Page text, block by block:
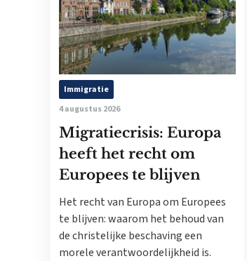
Immigratie
4 augustus 2026
Migratiecrisis: Europa
heeft het recht om
Europees te blijven
Het recht van Europa om Europees
te blijven: waarom het behoud van
de christelijke beschaving een
morele verantwoordelijkheid is.